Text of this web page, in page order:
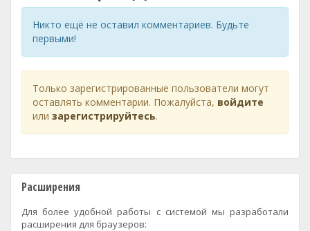
Никто ещё не оставил комментариев. Будьте
первыми!
Только зарегистрированные пользователи могут
оставлять комментарии. Пожалуйста, войдите
или зарегистрируйтесь.
Расширения
Для более удобной работы с системой мы разработали
расширения для браузеров: